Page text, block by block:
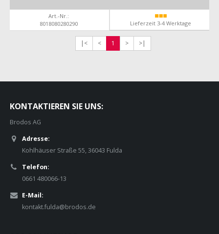
Art.-Nr.:
8018080280290
Lieferzeit 3-4 Werktage
|< < 1 > >|
KONTAKTIEREN SIE UNS:
Brodos AG
Adresse:
Kohlhäuser Straße 55, 36043 Fulda
Telefon:
0661 480066-13
E-Mail:
kontakt.fulda@brodos.de